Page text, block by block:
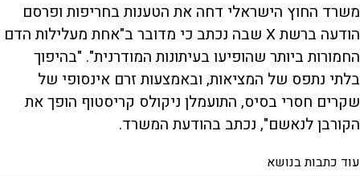
משרד החוץ הישראלי דחה את הטענות בחריפות ופרסם
הודעה ברשת X שבה נכתב כי מדובר ב"אחת מעלילות הדם
החמורות ביותר שהופיעו בעיתונות המודרנית". "בהיפוך
בלתי נתפס של המציאות, ובאמצעות זרם אינסופי של
שקרים חסרי בסיס, התועמלן ניקולס קריסטוף הופך את
הקורבן לנאשם", נכתב בהודעת המשרד.
עוד כתבות בנושא